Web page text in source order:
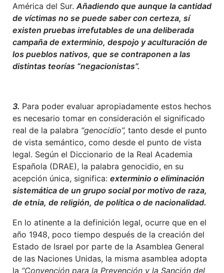
América del Sur. Añadiendo que aunque la cantidad
de víctimas no se puede saber con certeza, sí
existen pruebas irrefutables de una deliberada
campaña de exterminio, despojo y aculturación de
los pueblos nativos, que se contraponen a las
distintas teorías “negacionistas”.
3. Para poder evaluar apropiadamente estos hechos
es necesario tomar en consideración el significado
real de la palabra “genocidio”, tanto desde el punto
de vista semántico, como desde el punto de vista
legal. Según el Diccionario de la Real Academia
Española (DRAE), la palabra genocidio, en su
acepción única, significa: exterminio o eliminación
sistemática de un grupo social por motivo de raza,
de etnia, de religión, de política o de nacionalidad.
En lo atinente a la definición legal, ocurre que en el
año 1948, poco tiempo después de la creación del
Estado de Israel por parte de la Asamblea General
de las Naciones Unidas, la misma asamblea adopta
la “Convención para la Prevención y la Sanción del